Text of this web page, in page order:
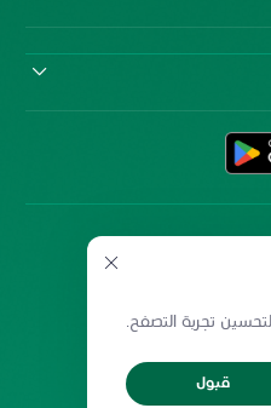
تجربة التصفح.
قبول
سياسة الخصوصية
حقوق إعادة الطبع